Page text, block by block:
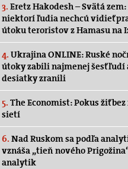
3. Eretz Hakodesh – Svätá
niektorí ľudia nechcú vidieť
útoku teroristov z Hamasu na
4. Ukrajina ONLINE: Ruské
útoky zabili najmenej šesť ľudí
desiatky zranili
5. The Economist: Pokus žiť
sietí
6. Nad Ruskom sa podľa
vznáša „tieň nového
analytik